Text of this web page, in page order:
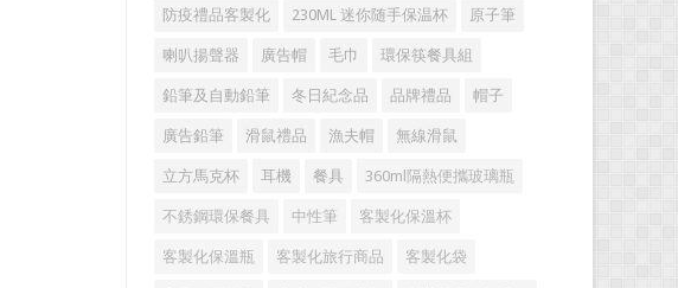
防疫禮品客製化 230ML 迷你随手保温杯 原子筆
喇叭揚聲器 廣告帽 毛巾 環保筷餐具組
鉛筆及自動鉛筆 冬日紀念品 品牌禮品 帽子
廣告鉛筆 滑鼠禮品 漁夫帽 無線滑鼠
立方馬克杯 耳機 餐具 360ml隔熱便攜玻璃瓶
不銹鋼環保餐具 中性筆 客製化保溫杯
客製化保溫瓶 客製化旅行商品 客製化袋